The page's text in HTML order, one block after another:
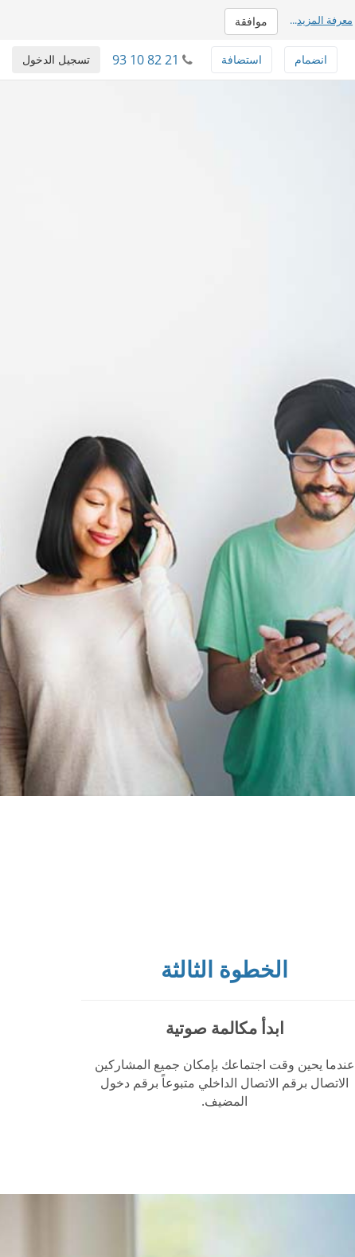
معرفة المزيد... موافقة
تسجيل الدخول 93 10 82 21 انضمام استضافة
الخطوة الثالثة
ابدأ مكالمة صوتية
عندما يحين وقت اجتماعك بإمكان جميع المشاركين
الاتصال برقم الاتصال الداخلي متبوعاً برقم دخول
المضيف.